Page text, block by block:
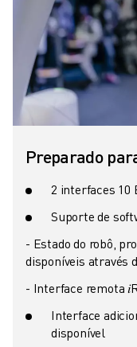
Preparado
2 interfaces 10
Suporte de
- Estado do robô,
disponíveis através
- Interface remota
Interface
disponível